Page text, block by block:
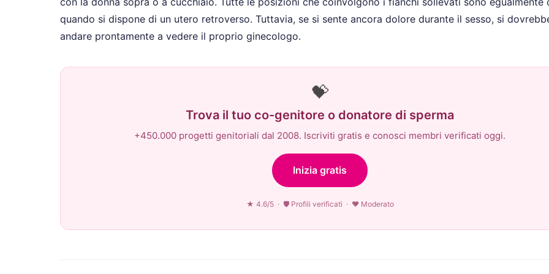
quando si dispone di un utero retroverso. Tuttavia, se si sente ancora dolore durante il sesso, si
andare prontamente a vedere il proprio ginecologo.
💝
Trova il tuo co-genitore o donatore di sperma
+450.000 progetti genitoriali dal 2008. Iscriviti gratis e conosci membri verificati oggi.
Inizia gratis
★ 4.6/5 · 🛡 Profili verificati · ♥ Moderato